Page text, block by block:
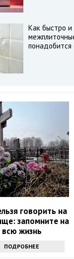
Как быстро и
понадобится
говорить на
запомните на
всю жизнь
ПОДРОБНЕЕ